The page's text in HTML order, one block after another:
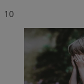
10